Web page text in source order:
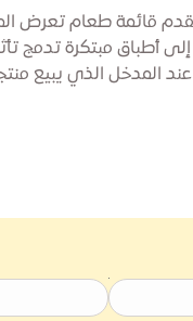
قائمة طعام تعرض
إلى أطباق مبتكرة تدمج
المدخل الذي يبيع